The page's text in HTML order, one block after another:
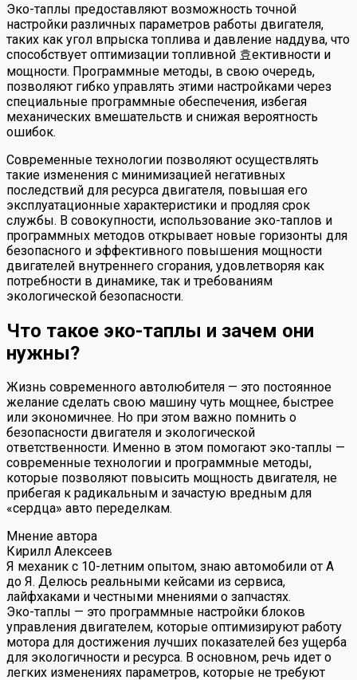
Эко-таплы предоставляют возможность точной
настройки различных параметров работы двигателя,
таких как угол впрыска топлива и давление наддува, что
способствует оптимизации топливной 효ективности и
мощности. Программные методы, в свою очередь,
позволяют гибко управлять этими настройками через
специальные программные обеспечения, избегая
механических вмешательств и снижая вероятность
ошибок.
Современные технологии позволяют осуществлять
такие изменения с минимизацией негативных
последствий для ресурса двигателя, повышая его
эксплуатационные характеристики и продляя срок
службы. В совокупности, использование эко-таплов и
программных методов открывает новые горизонты для
безопасного и эффективного повышения мощности
двигателей внутреннего сгорания, удовлетворяя как
потребности в динамике, так и требованиям
экологической безопасности.
Что такое эко-таплы и зачем они
нужны?
Жизнь современного автолюбителя — это постоянное
желание сделать свою машину чуть мощнее, быстрее
или экономичнее. Но при этом важно помнить о
безопасности двигателя и экологической
ответственности. Именно в этом помогают эко-таплы —
современные технологии и программные методы,
которые позволяют повысить мощность двигателя, не
прибегая к радикальным и зачастую вредным для
«сердца» авто переделкам.
Мнение автора
Кирилл Алексеев
Я механик с 10-летним опытом, знаю автомобили от А
до Я. Делюсь реальными кейсами из сервиса,
лайфхаками и честными мнениями о запчастях.
Эко-таплы — это программные настройки блоков
управления двигателем, которые оптимизируют работу
мотора для достижения лучших показателей без ущерба
для экологичности и ресурса. В основном, речь идет о
легких изменениях параметров, которые не требуют